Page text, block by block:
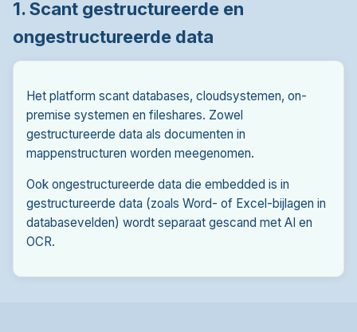
1. Scant gestructureerde en
ongestructureerde data
Het platform scant databases, cloudsystemen, on-
premise systemen en fileshares. Zowel
gestructureerde data als documenten in
mappenstructuren worden meegenomen.
Ook ongestructureerde data die embedded is in
gestructureerde data (zoals Word- of Excel-bijlagen in
databasevelden) wordt separaat gescand met AI en
OCR.